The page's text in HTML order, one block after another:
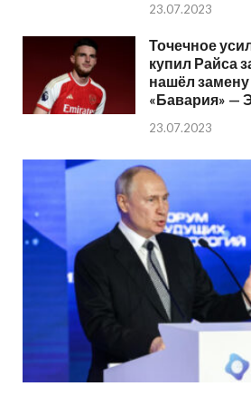
23.07.2023
Точечное
купил Райса
нашёл замену
«Бавария» —
23.07.2023